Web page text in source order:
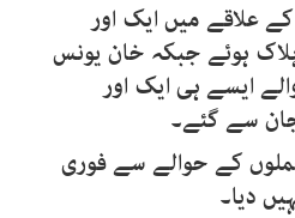
علاقے میں ایک اور
ہوئے جبکہ خان یونس
ایسے ہی ایک اور
سے گئے۔
کے حوالے سے فوری
دیا۔